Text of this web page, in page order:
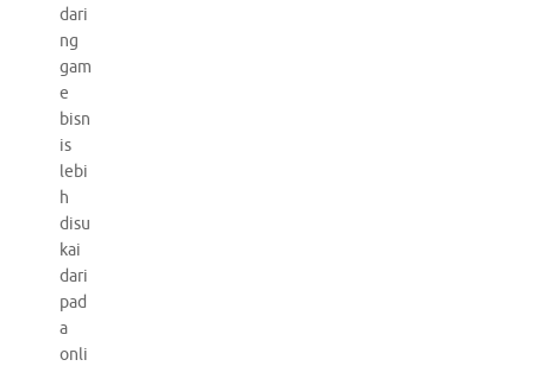
dari
ng
gam
e
bisn
is
lebi
h
disu
kai
dari
pad
a
onli